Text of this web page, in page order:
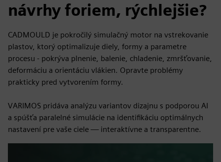
návrhy foriem, rýchlejšie?
CADMOULD je pokročilý simulačný motor na vstrekovanie
plastov, ktorý optimalizuje diely, formy a parametre
procesu - pokrýva plnenie, balenie, chladenie, zmršťovanie,
deformáciu a orientáciu vlákien. Opravte problémy
prakticky pred vytvorením formy.
VARIMOS pridáva analýzu variantov dizajnu s podporou AI
a spúšťa paralelné simulácie na identifikáciu optimálnych
nastavení pre vaše ciele — interaktívne a transparentne.